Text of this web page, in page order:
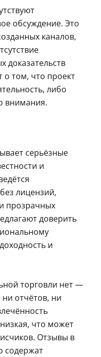
обсуждение. Это
каналов,
доказательств
о том, что проект
либо
внимания.
серьёзные
и
лицензий,
прозрачных
доверить
и
торговли нет —
отчётов, ни
что может
Отзывы в
содержат